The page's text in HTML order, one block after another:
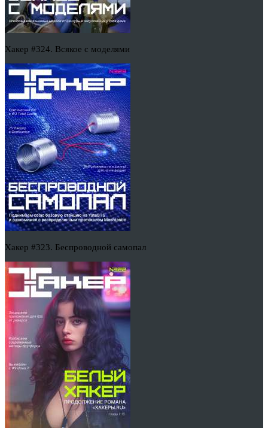
Хакер #324. Всякое с моделями
Хакер #323. Беспроводной самопал